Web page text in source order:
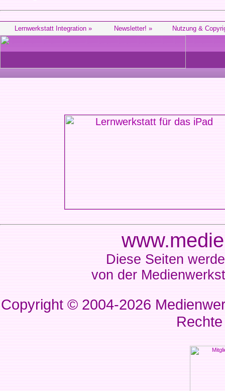
Lernwerkstatt Integration » Newsletter! » Nutzung &
Diese Seiten
von der
Copyright © 2004-2026